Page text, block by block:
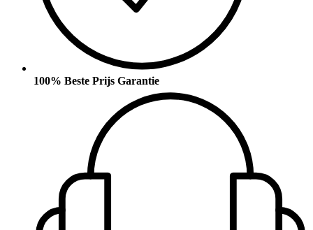
100% Beste Prijs Garantie